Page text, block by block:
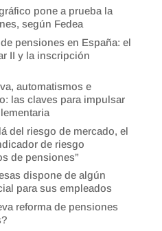
pone a prueba la
según Fedea
pensiones en España: el
II y la inscripción
automatismos e
las claves para impulsar
del riesgo de mercado, el
de riesgo
de pensiones”
dispone de algún
para sus empleados
reforma de pensiones